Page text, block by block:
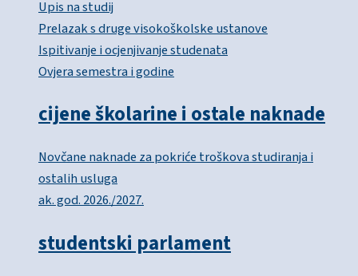
Upis na studij
Prelazak s druge visokoškolske ustanove
Ispitivanje i ocjenjivanje studenata
Ovjera semestra i godine
cijene školarine i ostale naknade
Novčane naknade za pokriće troškova studiranja i
ostalih usluga
ak. god. 2026./2027.
studentski parlament